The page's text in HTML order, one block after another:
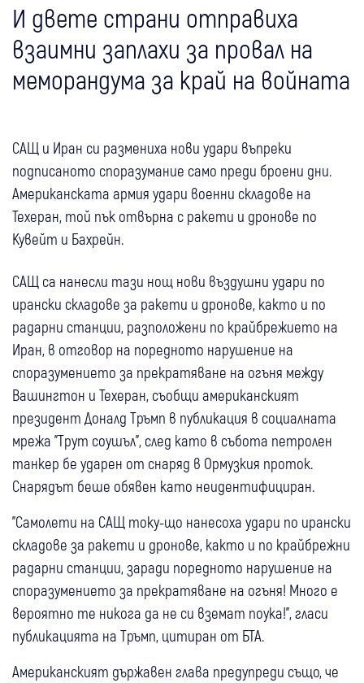
И двете страни отправиха
взаимни заплахи за провал на
меморандума за край на войната
САЩ и Иран си размениха нови удари въпреки
подписаното споразумание само преди броени дни.
Американската армия удари военни складове на
Техеран, той пък отвърна с ракети и дронове по
Кувейт и Бахрейн.
САЩ са нанесли тази нощ нови въздушни удари по
ирански складове за ракети и дронове, както и по
радарни станции, разположени по крайбрежието на
Иран, в отговор на поредното нарушение на
споразумението за прекратяване на огъня между
Вашингтон и Техеран, съобщи американският
президент Доналд Тръмп в публикация в социалната
мрежа "Трут соушъл", след като в събота петролен
танкер бе ударен от снаряд в Ормузкия проток.
Снарядът беше обявен като неидентифициран.
"Самолети на САЩ току-що нанесоха удари по ирански
складове за ракети и дронове, както и по крайбрежни
радарни станции, заради поредното нарушение на
споразумението за прекратяване на огъня! Много е
вероятно те никога да не си вземат поука!", гласи
публикацията на Тръмп, цитиран от БТА.
Американският държавен глава предупреди също, че